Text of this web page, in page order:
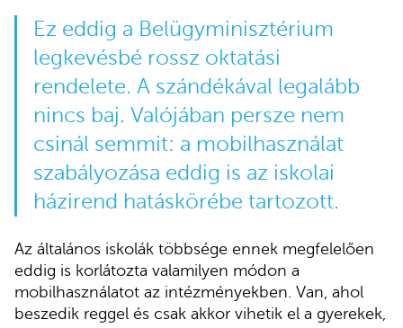
Ez eddig a Belügyminisztérium
legkevésbé rossz oktatási
rendelete. A szándékával legalább
nincs baj. Valójában persze nem
csinál semmit: a mobilhasználat
szabályozása eddig is az iskolai
házirend hatáskörébe tartozott.
Az általános iskolák többsége ennek megfelelően
eddig is korlátozta valamilyen módon a
mobilhasználatot az intézményekben. Van, ahol
beszedik reggel és csak akkor vihetik el a gyerekek,